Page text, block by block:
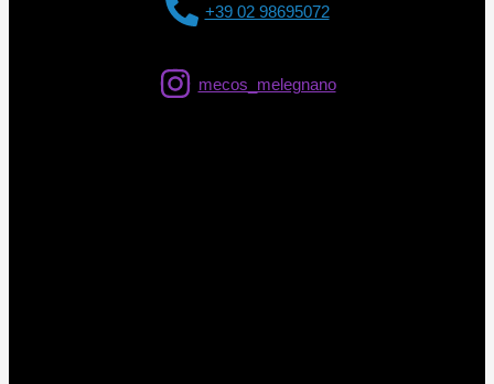
+39 02 98695072
mecos_melegnano